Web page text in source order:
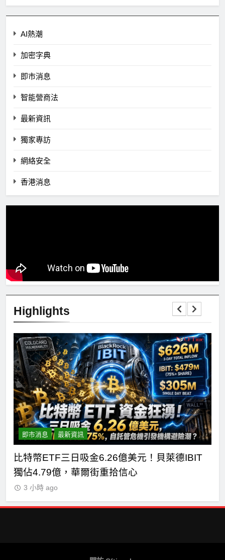
AI熱潮
加密字典
即市消息
智能營商法
最新資訊
獨家專訪
網絡安全
香港消息
Highlights
6.26億美元！貝萊德IBIT
重拾信心
即市消息 最新資訊
CLARITY法案最後闖
德條款成兩大障礙